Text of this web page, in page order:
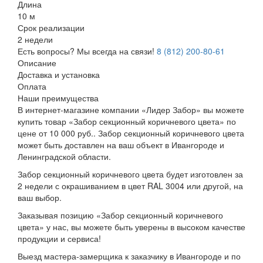
Длина
10 м
Срок реализации
2 недели
Есть вопросы? Мы всегда на связи! 8 (812) 200-80-61
Описание
Доставка и установка
Оплата
Наши преимущества
В интернет-магазине компании «Лидер Забор» вы можете
купить товар «Забор секционный коричневого цвета» по
цене от 10 000 руб.. Забор секционный коричневого цвета
может быть доставлен на ваш объект в Ивангороде и
Ленинградской области.
Забор секционный коричневого цвета будет изготовлен за
2 недели с окрашиванием в цвет RAL 3004 или другой, на
ваш выбор.
Заказывая позицию «Забор секционный коричневого
цвета» у нас, вы можете быть уверены в высоком качестве
продукции и сервиса!
Выезд мастера-замерщика к заказчику в Ивангороде и по